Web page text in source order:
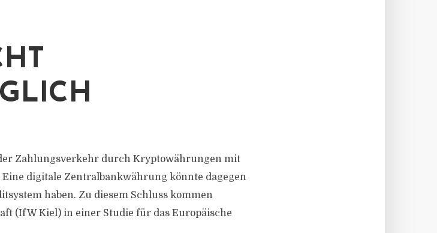
Zahlungsverkehr durch Kryptowährungen mit
digitale Zentralbankwährung könnte dagegen
haben. Zu diesem Schluss kommen
(IfW Kiel) in einer Studie für das Europäische